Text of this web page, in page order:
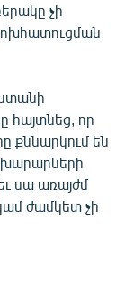
չի
որ
քննարկում են
սա առայժմ
ժամկետ չի